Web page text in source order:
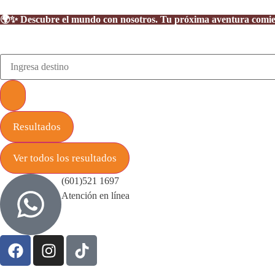
🌍✨ Descubre el mundo con nosotros. Tu próxima aventura
Resultados
Ver todos los resultados
(601)521 1697
Atención en línea